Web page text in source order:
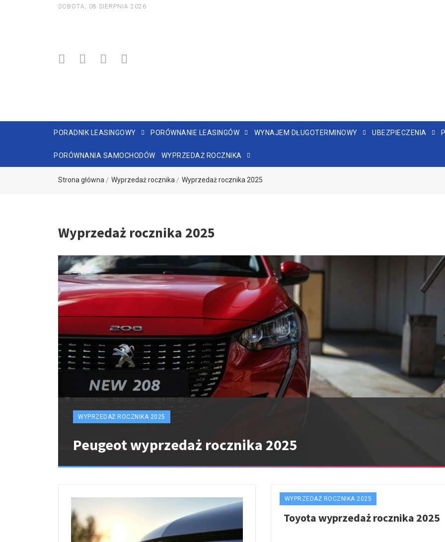
SOBOTA, 08 SIERPNIA 2026
PORADNIK LEASINGOWY PORÓWNANIE LEASINGÓW WYNAJEM DŁUGOTERMINOWY UBEZPIECZENIA
PORÓWNANIA SAMOCHODÓW WYPRZEDAŻ ROCZNIKA
Strona główna Wyprzedaż rocznika Wyprzedaż rocznika 2025
Wyprzedaż rocznika 2025
WYPRZEDAŻ ROCZNIKA 2025
Peugeot wyprzedaż rocznika 2025
WYPRZEDAŻ ROCZNIKA 2025
Toyota wyprzedaż rocznika 2025